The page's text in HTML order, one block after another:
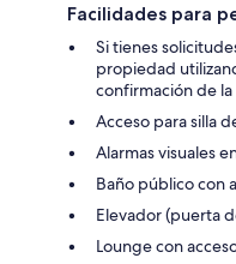
Facilidades para
Si tienes
propiedad
confirmación de la
Acceso para silla
Alarmas visuales
Baño público con
Elevador (puerta
Lounge con